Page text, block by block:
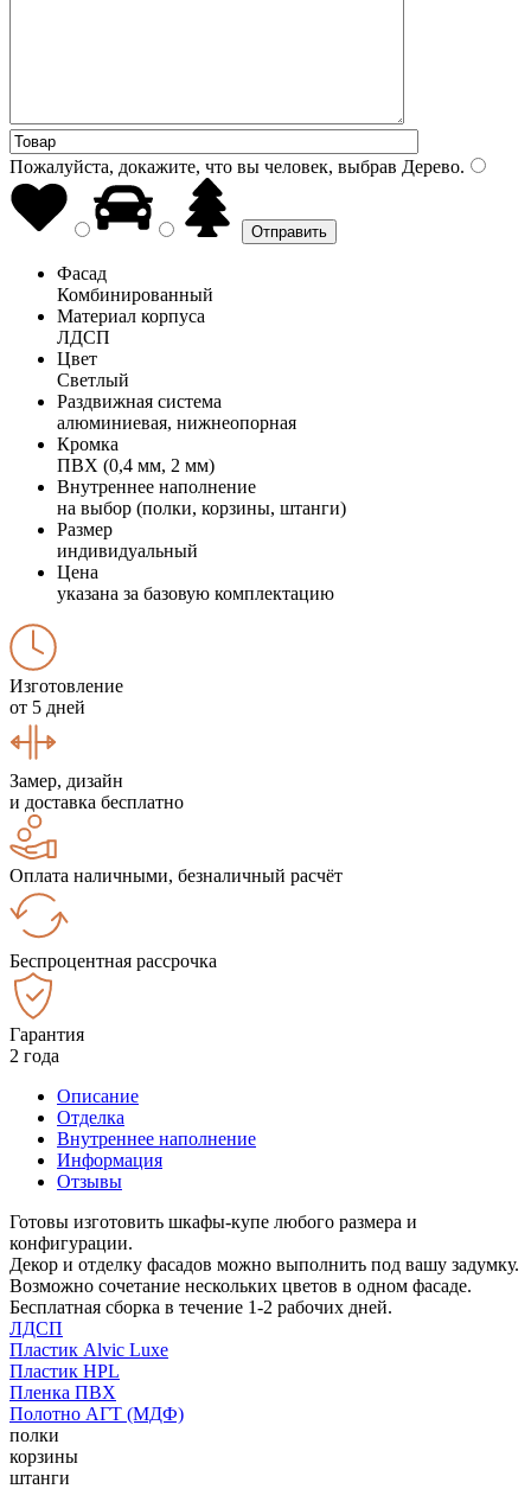
Пожалуйста, докажите, что вы человек, выбрав Дерево.
Фасад
Комбинированный
Материал корпуса
ЛДСП
Цвет
Светлый
Раздвижная система
алюминиевая, нижнеопорная
Кромка
ПВХ (0,4 мм, 2 мм)
Внутреннее наполнение
на выбор (полки, корзины, штанги)
Размер
индивидуальный
Цена
указана за базовую комплектацию
Изготовление
от 5 дней
Замер, дизайн
и доставка бесплатно
Оплата наличными, безналичный расчёт
Беспроцентная рассрочка
Гарантия
2 года
Описание
Отделка
Внутреннее наполнение
Информация
Отзывы
Готовы изготовить шкафы-купе любого размера и
конфигурации.
Декор и отделку фасадов можно выполнить под вашу задумку.
Возможно сочетание нескольких цветов в одном фасаде.
Бесплатная сборка в течение 1-2 рабочих дней.
ЛДСП
Пластик Alvic Luxe
Пластик HPL
Пленка ПВХ
Полотно АГТ (МДФ)
полки
корзины
штанги